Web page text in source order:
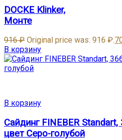
DOCKE Klinker,
Монте
916₽ Original price was: 916 ₽.
В корзину
В корзину
Сайдинг FINEBER
цвет Серо-голубой